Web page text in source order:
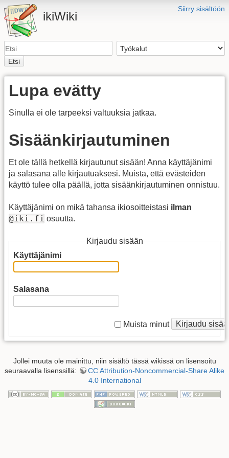
Siirry sisältöön
ikiWiki
Etsi
Lupa evätty
Sinulla ei ole tarpeeksi valtuuksia jatkaa.
Sisäänkirjautuminen
Et ole tällä hetkellä kirjautunut sisään! Anna käyttäjänimi
ja salasana alle kirjautuaksesi. Muista, että evästeiden
käyttö tulee olla päällä, jotta sisäänkirjautuminen onnistuu.
Käyttäjänimi on mikä tahansa ikiosoitteistasi ilman
@iki.fi osuutta.
Kirjaudu sisään
Käyttäjänimi
Salasana
Muista minut Kirjaudu
Jollei muuta ole mainittu, niin sisältö tässä wikissä on lisensoitu
seuraavalla lisenssillä:
CC Attribution-Noncommercial-Share Alike
4.0 International